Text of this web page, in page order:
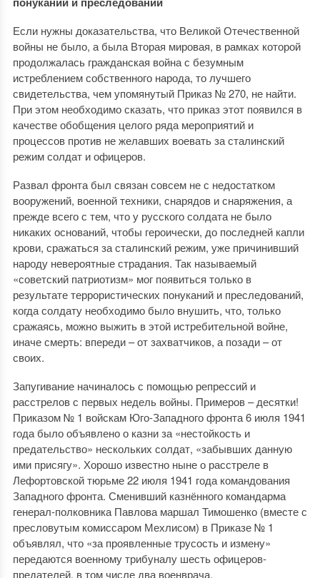
Если нужны доказательства, что Великой Отечественной
войны не было, а была Вторая мировая, в рамках которой
продолжалась гражданская война с безумным
истреблением собственного народа, то лучшего
свидетельства, чем упомянутый Приказ № 270, не найти.
При этом необходимо сказать, что приказ этот появился в
качестве обобщения целого ряда мероприятий и
процессов против не желавших воевать за сталинский
режим солдат и офицеров.
Развал фронта был связан совсем не с недостатком
вооружений, военной техники, снарядов и снаряжения, а
прежде всего с тем, что у русского солдата не было
никаких оснований, чтобы героически, до последней капли
крови, сражаться за сталинский режим, уже причинивший
народу невероятные страдания. Так называемый
«советский патриотизм» мог появиться только в
результате террористических понуканий и преследований,
когда солдату необходимо было внушить, что, только
сражаясь, можно выжить в этой истребительной войне,
иначе смерть: впереди – от захватчиков, а позади – от
своих.
Запугивание начиналось с помощью репрессий и
расстрелов с первых недель войны. Примеров – десятки!
Приказом № 1 войскам Юго-Западного фронта 6 июля 1941
года было объявлено о казни за «нестойкость и
предательство» нескольких солдат, «забывших данную
ими присягу». Хорошо известно ныне о расстреле в
Лефортовской тюрьме 22 июля 1941 года командования
Западного фронта. Сменивший казнённого командарма
генерал-полковника Павлова маршал Тимошенко (вместе с
пресловутым комиссаром Мехлисом) в Приказе № 1
объявлял, что «за проявленные трусость и измену»
передаются военному трибуналу шесть офицеров-
предателей, в том числе два военврача.